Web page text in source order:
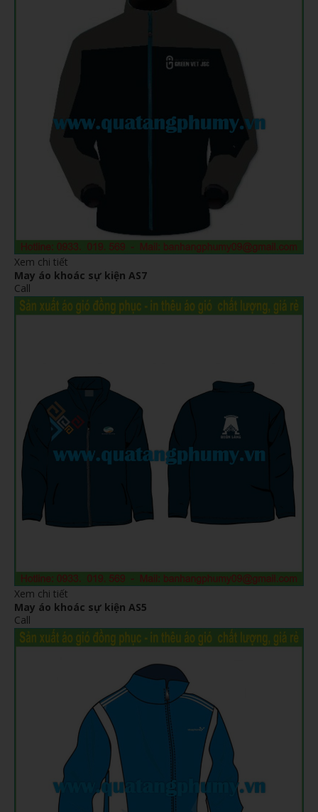
Xem chi tiết
May áo khoác sự kiện AS7
Call
Xem chi tiết
May áo khoác sự kiện AS5
Call